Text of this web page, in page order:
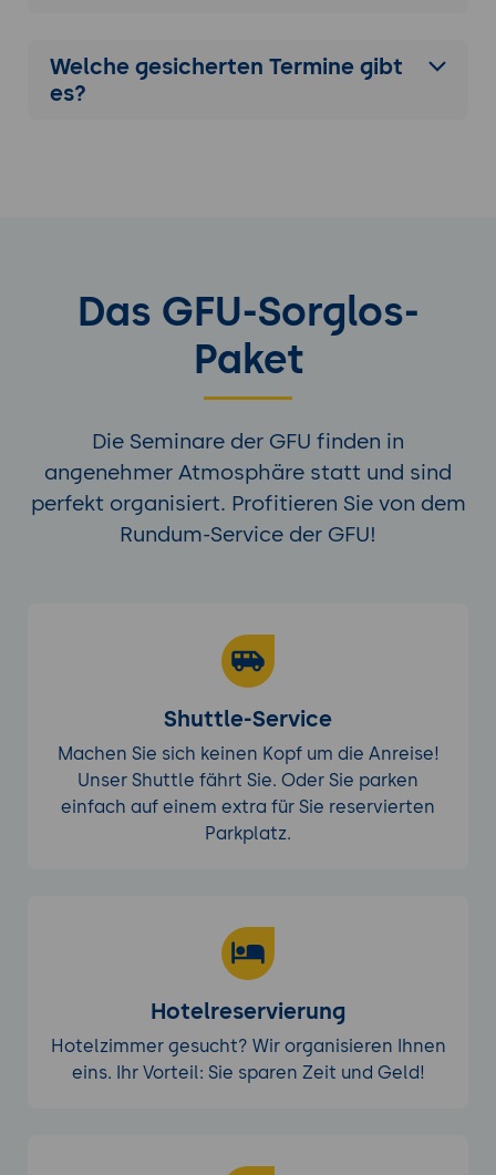
Welche gesicherten Termine gibt
es?
Das GFU-Sorglos-
Paket
Die Seminare der GFU finden in
angenehmer Atmosphäre statt und sind
perfekt organisiert. Profitieren Sie von dem
Rundum-Service der GFU!
Shuttle-Service
Machen Sie sich keinen Kopf um die Anreise!
Unser Shuttle fährt Sie. Oder Sie parken
einfach auf einem extra für Sie reservierten
Parkplatz.
Hotelreservierung
Hotelzimmer gesucht? Wir organisieren Ihnen
eins. Ihr Vorteil: Sie sparen Zeit und Geld!